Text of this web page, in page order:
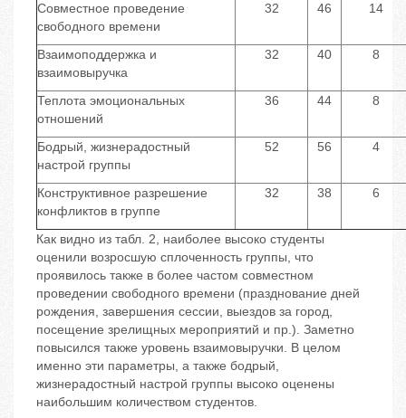
Совместное проведение
свободного времени
32 46 14
Взаимоподдержка и
взаимовыручка
32 40 8
Теплота эмоциональных
отношений
36 44 8
Бодрый, жизнерадостный
настрой группы
52 56 4
Конструктивное разрешение
конфликтов в группе
32 38 6
Как видно из табл. 2, наиболее высоко студенты
оценили возросшую сплоченность группы, что
проявилось также в более частом совместном
проведении свободного времени (празднование дней
рождения, завершения сессии, выездов за город,
посещение зрелищных мероприятий и пр.). Заметно
повысился также уровень взаимовыручки. В целом
именно эти параметры, а также бодрый,
жизнерадостный настрой группы высоко оценены
наибольшим количеством студентов.